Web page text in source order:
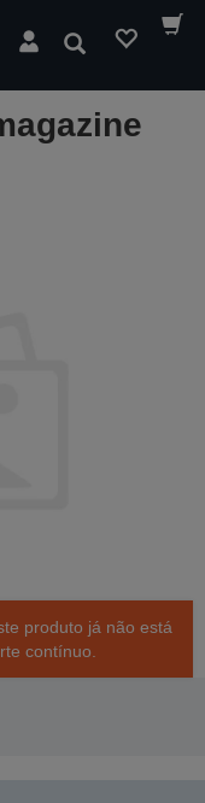
Pesquisar
produto já não está
contínuo.